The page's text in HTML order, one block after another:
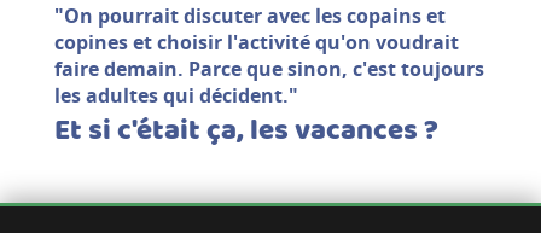
"On pourrait discuter avec les copains et
copines et choisir l'activité qu'on voudrait
faire demain. Parce que sinon, c'est toujours
les adultes qui décident."
Et si c'était ça, les vacances ?